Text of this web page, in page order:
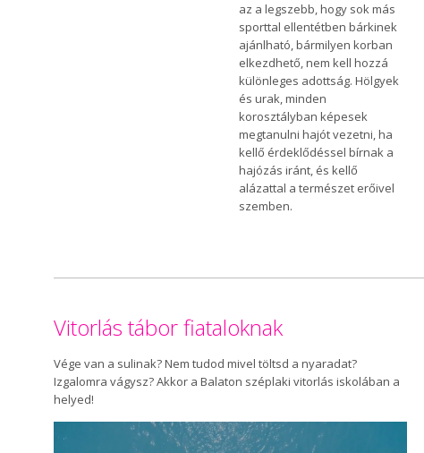
az a legszebb, hogy sok más
sporttal ellentétben bárkinek
ajánlható, bármilyen korban
elkezdhető, nem kell hozzá
különleges adottság. Hölgyek
és urak, minden
korosztályban képesek
megtanulni hajót vezetni, ha
kellő érdeklődéssel bírnak a
hajózás iránt, és kellő
alázattal a természet erőivel
szemben.
Vitorlás tábor fiataloknak
Vége van a sulinak? Nem tudod mivel töltsd a nyaradat?
Izgalomra vágysz? Akkor a Balaton széplaki vitorlás iskolában a
helyed!